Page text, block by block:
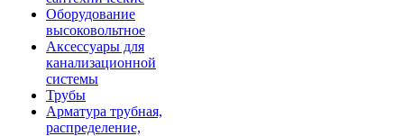
Оборудование
высоковольтное
Аксессуары для
канализационной
системы
Трубы
Арматура трубная,
распределение,